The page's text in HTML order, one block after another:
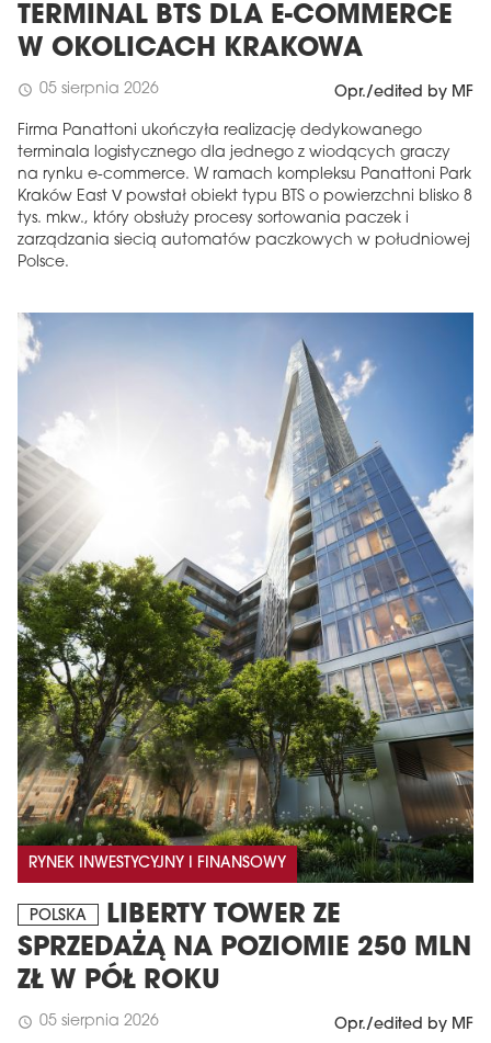
TERMINAL BTS DLA E-COMMERCE
W OKOLICACH KRAKOWA
schedule 05 sierpnia 2026 Opr./edited by MF
Firma Panattoni ukończyła realizację dedykowanego
terminala logistycznego dla jednego z wiodących graczy
na rynku e-commerce. W ramach kompleksu Panattoni Park
Kraków East V powstał obiekt typu BTS o powierzchni blisko 8
tys. mkw., który obsłuży procesy sortowania paczek i
zarządzania siecią automatów paczkowych w południowej
Polsce.
RYNEK INWESTYCYJNY I FINANSOWY
POLSKA
LIBERTY TOWER ZE
SPRZEDAŻĄ NA POZIOMIE 250 MLN
ZŁ W PÓŁ ROKU
schedule 05 sierpnia 2026 Opr./edited by MF